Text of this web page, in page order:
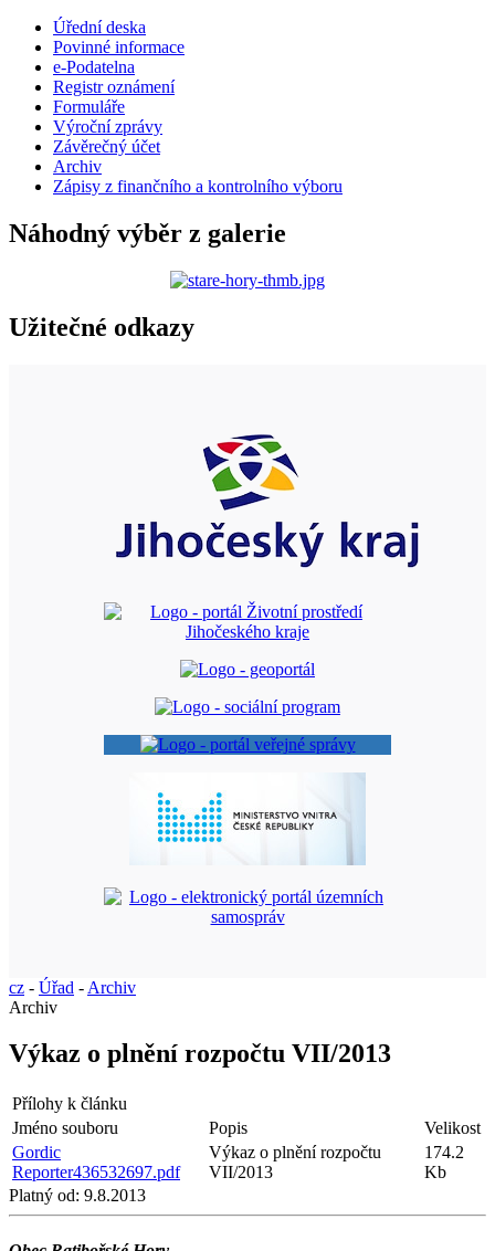
Úřední deska
Povinné informace
e-Podatelna
Registr oznámení
Formuláře
Výroční zprávy
Závěrečný účet
Archiv
Zápisy z finančního a kontrolního výboru
Náhodný výběr z galerie
Užitečné odkazy
cz - Úřad - Archiv
Archiv
Výkaz o plnění rozpočtu VII/2013
Přílohy k článku
Jméno souboru
Popis
Velikost
Gordic
Reporter436532697.pdf
Výkaz o plnění rozpočtu
VII/2013
174.2
Kb
Platný od: 9.8.2013